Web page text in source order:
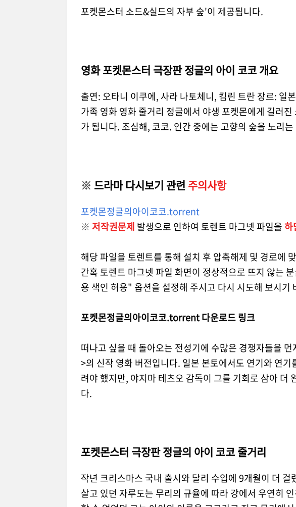
포켓몬스터 소드&실드의 자부 숲'이 제공됩니다.
영화 포켓몬스터 극장판 정글의 아이 코코 개요
출연: 오타니 이쿠에, 사라 나토체니, 킴린 트란 장르: 일
가족 영화 영화 줄거리 정글에서 야생 포켓몬에게 길러
가 됩니다. 조심해, 코코. 인간 중에는 고향의 숲을 노리
※ 드라마 다시보기 관련 주의사항
포켓몬정글의아이코코.torrent
※ 저작권문제 발생으로 인하여 토렌트 마그넷 파일을하
해당 파일을 토렌트를 통해 설치 후 압축해제 및 경로에
간혹 토렌트 마그넷 파일 화면이 정상적으로 뜨지 않는
용 색인 허용" 옵션을 설정해 주시고 다시 시도해 보시기
포켓몬정글의아이코코.torrent 다운로드 링크
떠나고 싶을 때 돌아오는 전성기에 수많은 경쟁자들을
>의 신작 영화 버전입니다. 일본 본토에서도 연기와 연
려야 했지만, 야지마 테츠오 감독이 그를 기회로 삼아 더
다.
포켓몬스터 극장판 정글의 아이 코코 줄거리
작년 크리스마스 국내 출시와 달리 수입에 9개월이 더
살고 있던 자루도는 무리의 규율에 따라 강에서 우연히